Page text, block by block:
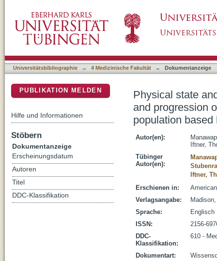
positive cervical lesions : results from a
Universitätsbibliographie → 4 Medizinische Fakultät → Dokumentanzeige
Physical state
and progression
population
Autor(en):
Iftner,
Tübinger
Autor(en):
Iftner,
Erschienen in:
Verlagsangabe:
Sprache:
Englisch
ISSN:
2156-
DDC-
Klassifikation:
610 -
Dokumentart:
PUBLIKATION MELDEN
Hilfe und Informationen
Stöbern
Dokumentanzeige
Erscheinungsdatum
Autoren
Titel
DDC-Klassifikation